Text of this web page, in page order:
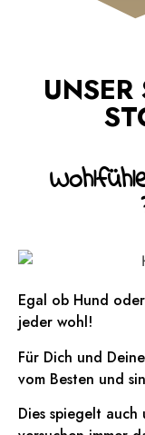
Egal ob Hund
jeder wohl!
Für Dich und
vom Besten und
Dies spiegelt